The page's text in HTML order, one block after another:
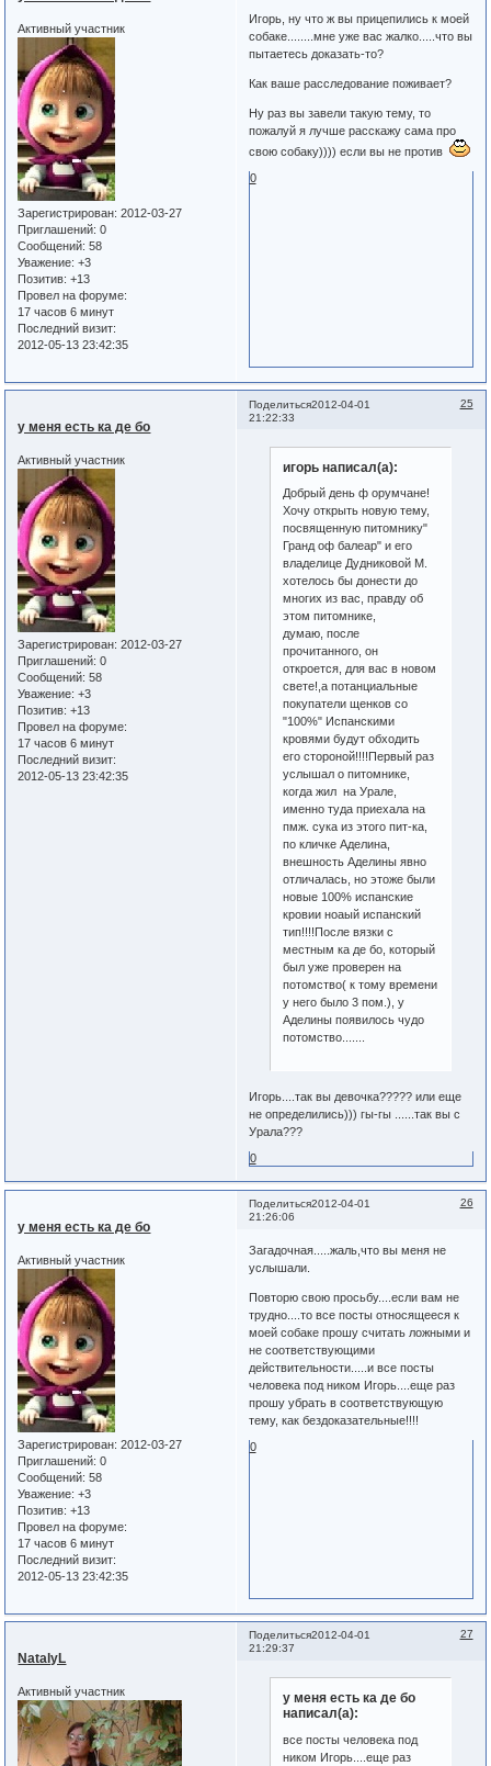
Активный участник
Зарегистрирован: 2012-03-27
Приглашений: 0
Сообщений: 58
Уважение: +3
Позитив: +13
Провел на форуме:
17 часов 6 минут
Последний визит:
2012-05-13 23:42:35
Игорь, ну что ж вы прицепились к моей
собаке........мне уже вас жалко.....что вы
пытаетесь доказать-то?
Как ваше расследование поживает?
Ну раз вы завели такую тему, то
пожалуй я лучше расскажу сама про
свою собаку)))) если вы не против
0
Поделиться 25
2012-04-01
21:22:33
у меня есть ка де бо
Активный участник
Зарегистрирован: 2012-03-27
Приглашений: 0
Сообщений: 58
Уважение: +3
Позитив: +13
Провел на форуме:
17 часов 6 минут
Последний визит:
2012-05-13 23:42:35
игорь написал(а):
Добрый день ф орумчане!
Хочу открыть новую тему,
посвященную питомнику"
Гранд оф балеар" и его
владелице Дудниковой М.
хотелось бы донести до
многих из вас, правду об
этом питомнике,
думаю, после
прочитанного, он
откроется, для вас в новом
свете!,а потанциальные
покупатели щенков со
"100%" Испанскими
кровями будут обходить
его стороной!!!!Первый раз
услышал о питомнике,
когда жил на Урале,
именно туда приехала на
пмж. сука из этого пит-ка,
по кличке Аделина,
внешность Аделины явно
отличалась, но этоже были
новые 100% испанские
кровии ноаый испанский
тип!!!!После вязки с
местным ка де бо, который
был уже проверен на
потомство( к тому времени
у него было 3 пом.), у
Аделины появилось чудо
потомство.......
Игорь....так вы девочка????? или еще
не определились))) гы-гы ......так вы с
Урала???
0
Поделиться 26
2012-04-01
21:26:06
у меня есть ка де бо
Активный участник
Зарегистрирован: 2012-03-27
Приглашений: 0
Сообщений: 58
Уважение: +3
Позитив: +13
Провел на форуме:
17 часов 6 минут
Последний визит:
2012-05-13 23:42:35
Загадочная.....жаль,что вы меня не
услышали.
Повторю свою просьбу....если вам не
трудно....то все посты относящееся к
моей собаке прошу считать ложными и
не соответствующими
действительности.....и все посты
человека под ником Игорь....еще раз
прошу убрать в соответствующую
тему, как бездоказательные!!!!
0
Поделиться 27
2012-04-01
21:29:37
NatalyL
Активный участник
у меня есть ка де бо
написал(а):
все посты человека под
ником Игорь....еще раз